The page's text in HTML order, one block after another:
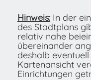
Hinweis: In der
des Stadtplans
relativ nahe
übereinander
deshalb
Kartenansicht
Einrichtungen